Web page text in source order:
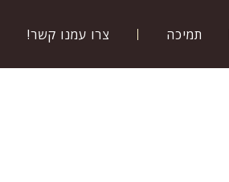
תמיכה צרו עמנו קשר!